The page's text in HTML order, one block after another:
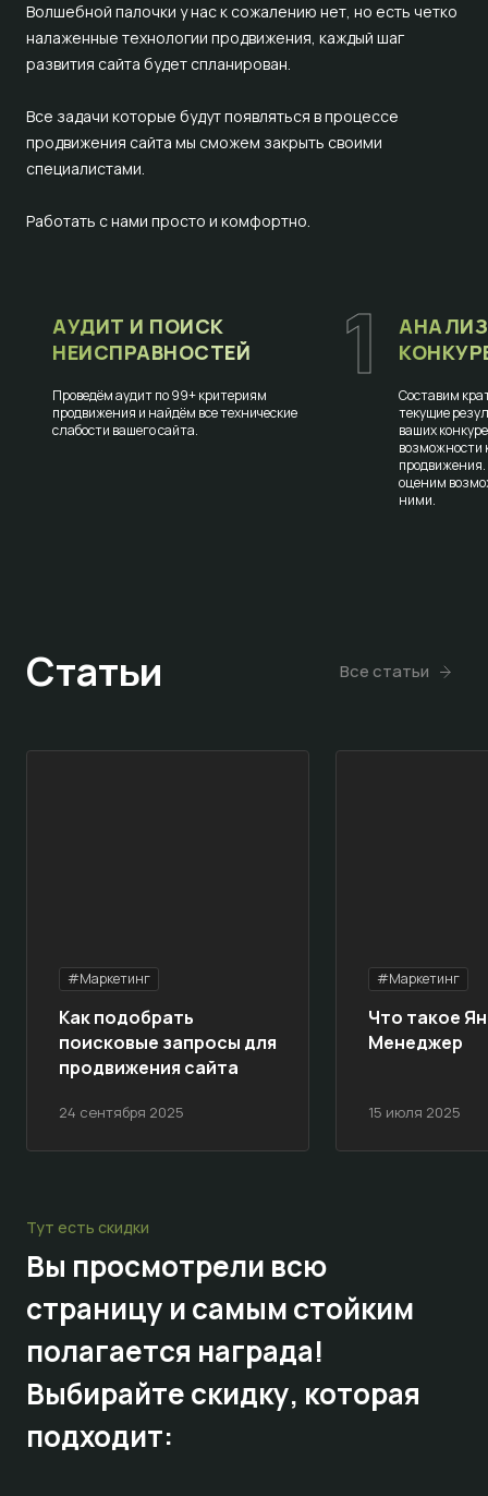
Волшебной палочки у нас к сожалению нет, но есть четко
налаженные технологии продвижения, каждый шаг
развития сайта будет спланирован.
Все задачи которые будут появляться в процессе
продвижения сайта мы сможем закрыть своими
специалистами.
Работать с нами просто и комфортно.
1
АУДИТ И ПОИСК
НЕИСПРАВНОСТЕЙ
Проведём аудит по 99+ критериям
продвижения и найдём все технические
слабости вашего сайта.
Составим
текущие
ваших
возможности
оценим
ними.
Статьи Все статьи
#Маркетинг
24 сентября 2025
Как подобрать
поисковые запросы для
продвижения сайта
#Маркетинг
15 июля 2025
Что такое
Менеджер
Тут есть скидки
Вы просмотрели всю
страницу и самым стойким
полагается награда!
Выбирайтескидку, которая
подходит: